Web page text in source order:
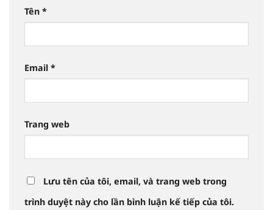
Tên *
Email *
Trang web
Lưu tên của tôi, email, và trang web trong
trình duyệt này cho lần bình luận kế tiếp của tôi.